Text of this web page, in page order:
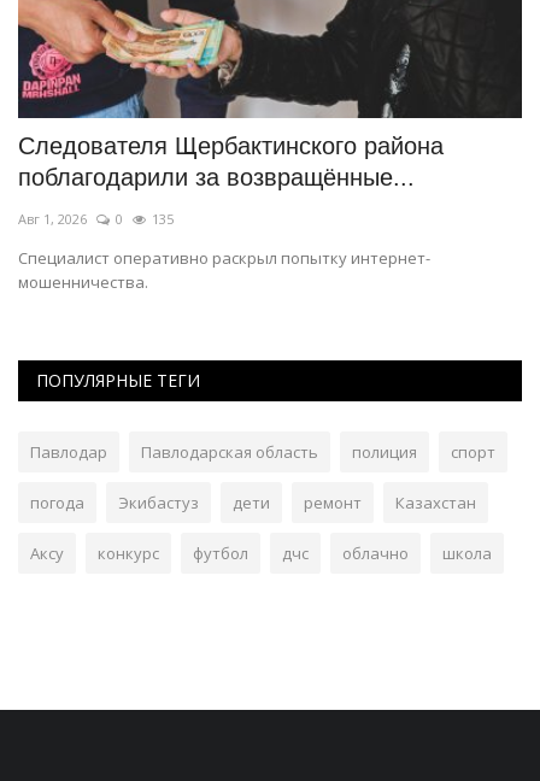
Следователя Щербактинского района
поблагодарили за возвращённые...
Авг 1, 2026 0 135
Специалист оперативно раскрыл попытку интернет-
мошенничества.
ПОПУЛЯРНЫЕ ТЕГИ
Павлодар Павлодарская область полиция спорт
погода Экибастуз дети ремонт Казахстан
Аксу конкурс футбол дчс облачно школа